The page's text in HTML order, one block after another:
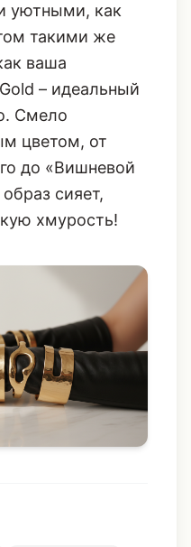
уютными, как
такими же
ваша
– идеальный
Смело
цветом, от
до «Вишневой
сияет,
хмурость!